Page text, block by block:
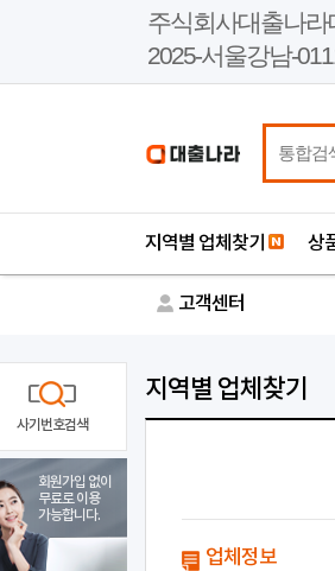
주식회사대출나라
2025-서울강남-
지역별 업체찾기 상
고객센터
지역별 업체찾기
업체정보
사기번호검색
회원가입 없이
무료로 이용
가능합니다.